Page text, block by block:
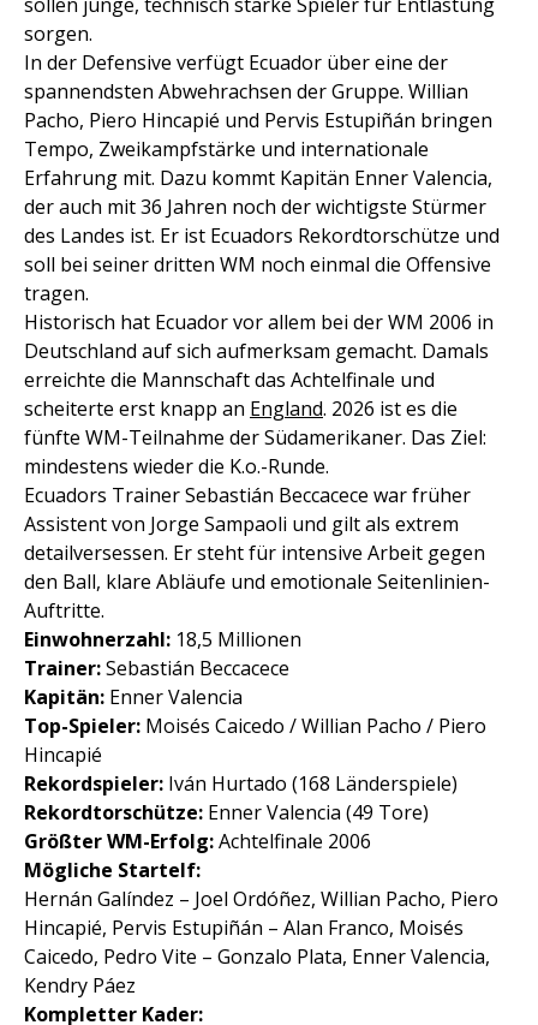
sorgen.
In der Defensive verfügt Ecuador über eine der
spannendsten Abwehrachsen der Gruppe. Willian
Pacho, Piero Hincapié und Pervis Estupiñán bringen
Tempo, Zweikampfstärke und internationale
Erfahrung mit. Dazu kommt Kapitän Enner Valencia,
der auch mit 36 Jahren noch der wichtigste Stürmer
des Landes ist. Er ist Ecuadors Rekordtorschütze und
soll bei seiner dritten WM noch einmal die Offensive
tragen.
Historisch hat Ecuador vor allem bei der WM 2006 in
Deutschland auf sich aufmerksam gemacht. Damals
erreichte die Mannschaft das Achtelfinale und
scheiterte erst knapp an England. 2026 ist es die
fünfte WM-Teilnahme der Südamerikaner. Das Ziel:
mindestens wieder die K.o.-Runde.
Ecuadors Trainer Sebastián Beccacece war früher
Assistent von Jorge Sampaoli und gilt als extrem
detailversessen. Er steht für intensive Arbeit gegen
den Ball, klare Abläufe und emotionale Seitenlinien-
Auftritte.
Einwohnerzahl: 18,5 Millionen
Trainer:Sebastián Beccacece
Kapitän: Enner Valencia
Top-Spieler: Moisés Caicedo / Willian Pacho / Piero
Hincapié
Rekordspieler: Iván Hurtado (168 Länderspiele)
Rekordtorschütze: Enner Valencia (49 Tore)
Größter WM-Erfolg:Achtelfinale 2006
Mögliche Startelf:
Hernán Galíndez – Joel Ordóñez, Willian Pacho, Piero
Hincapié, Pervis Estupiñán – Alan Franco, Moisés
Caicedo, Pedro Vite – Gonzalo Plata, Enner Valencia,
Kendry Páez
Kompletter Kader: